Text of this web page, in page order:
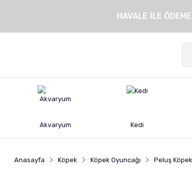
HAVALE İLE
Akvaryum Kedi
Anasayfa Köpek Köpek Oyuncağı Peluş